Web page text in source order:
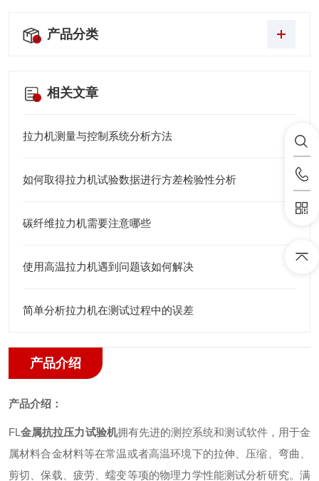
产品分类
相关文章
拉力机测量与控制系统分析方法
如何取得拉力机试验数据进行方差检验性分析
碳纤维拉力机需要注意哪些
使用高温拉力机遇到问题该如何解决
简单分析拉力机在测试过程中的误差
产品介绍
产品介绍：
FL 金属抗拉压力试验机拥有先进的测控系统和测试软件， 用于金
属材料合金材料等在常温或者高温环境下的拉伸、压缩、弯曲、
剪切、保载、疲劳、蠕变等项的物理力学性能测试分析研究。满